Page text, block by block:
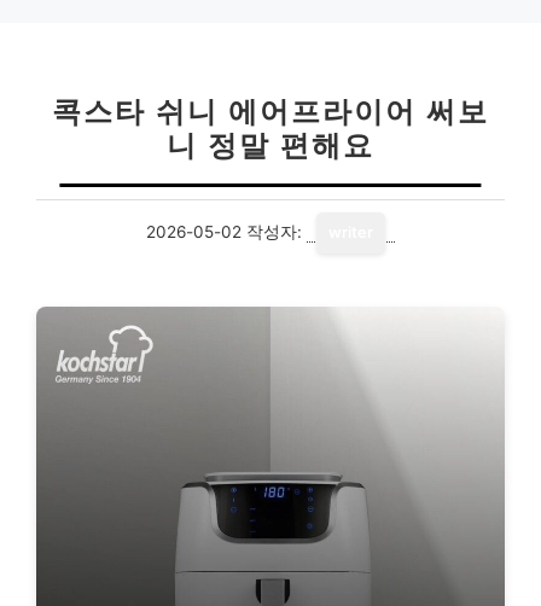
콕스타 쉬니 에어프라이어 써보
니 정말 편해요
2026-05-02 작성자: